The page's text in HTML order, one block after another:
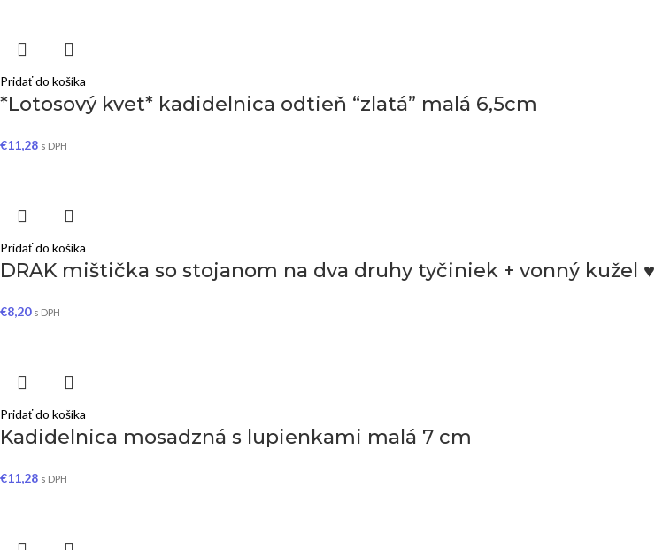
Pridať do košíka
*Lotosový kvet* kadidelnica odtieň “zlatá” malá 6,5cm
€11,28 s DPH
Pridať do košíka
DRAK mištička so stojanom na dva druhy tyčiniek + vonný kužel ♥
€8,20 s DPH
Pridať do košíka
Kadidelnica mosadzná s lupienkami malá 7 cm
€11,28 s DPH